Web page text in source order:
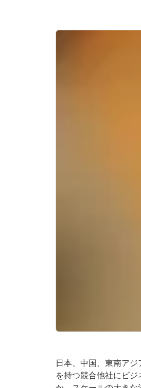
日本、中国、東南ア
を持つ競合他社にビ